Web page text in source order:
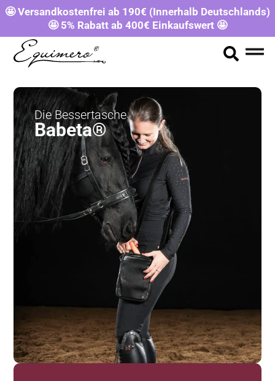
🤩 Versandkostenfrei ab 190€ (Innerhalb Deutschlands)
🤩 5% Rabatt ab 400€ Einkaufswert 🤩
Die Bessertasche
Babeta®